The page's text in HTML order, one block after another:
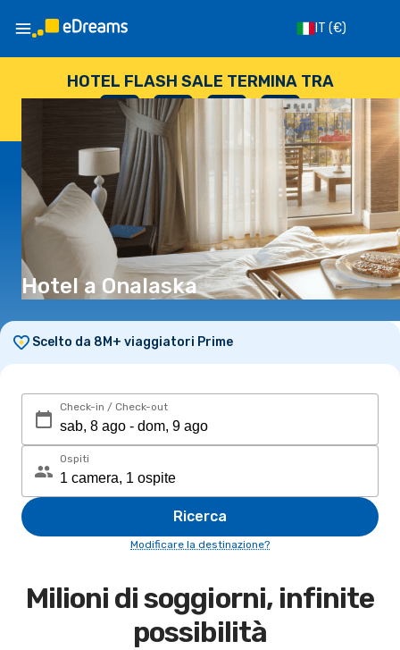
IT (€)
HOTEL FLASH SALE TERMINA TRA
--
GIORNI
: --
ORE
: --
SECONDI
Hotel a Onalaska
Scelto da 8M+ viaggiatori Prime
Check-in / Check-out
Ospiti
Ricerca
Modificare la destinazione?
Milioni di soggiorni, infinite
possibilità